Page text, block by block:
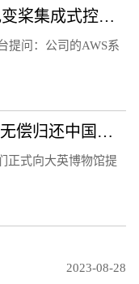
众辰科技：公司AWS系列风电变桨集成式控制器产品已在客户处小批量验证使用
提问：公司的AWS系
环球时报社评：请大英博物馆无偿归还中国文物
正式向大英博物馆提
2023-08-28